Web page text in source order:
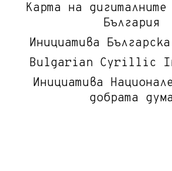
Карта на
България
Инициатива
Bulgarian Cyrillic
Инициатива
добрата